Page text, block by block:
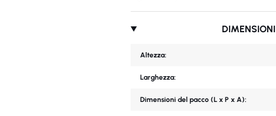
DIMENSIONI
Altezza:
Larghezza:
Dimensioni del pacco (L x P x A):